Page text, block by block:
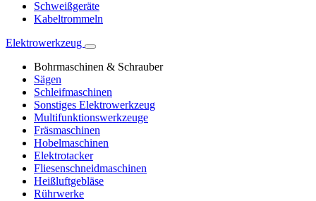
Schweißgeräte
Kabeltrommeln
Elektrowerkzeug
Bohrmaschinen & Schrauber
Sägen
Schleifmaschinen
Sonstiges Elektrowerkzeug
Multifunktionswerkzeuge
Fräsmaschinen
Hobelmaschinen
Elektrotacker
Fliesenschneidmaschinen
Heißluftgebläse
Rührwerke